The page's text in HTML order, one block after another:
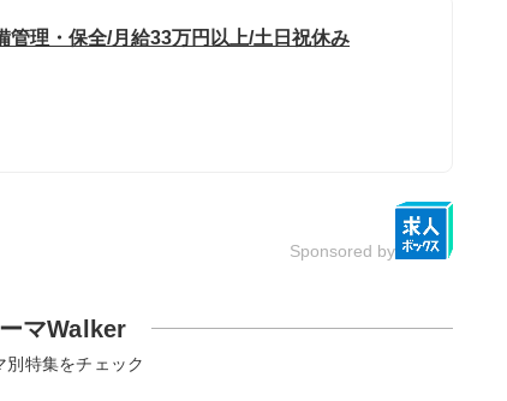
理・保全/月給33万円以上/土日祝休み
Sponsored by
マWalker
別特集をチェック